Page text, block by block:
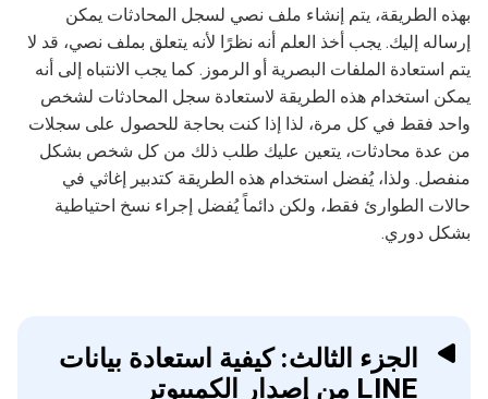
بهذه الطريقة، يتم إنشاء ملف نصي لسجل المحادثات يمكن
إرساله إليك. يجب أخذ العلم أنه نظرًا لأنه يتعلق بملف نصي، قد لا
يتم استعادة الملفات البصرية أو الرموز. كما يجب الانتباه إلى أنه
يمكن استخدام هذه الطريقة لاستعادة سجل المحادثات لشخص
واحد فقط في كل مرة، لذا إذا كنت بحاجة للحصول على سجلات
من عدة محادثات، يتعين عليك طلب ذلك من كل شخص بشكل
منفصل. ولذا، يُفضل استخدام هذه الطريقة كتدبير إغاثي في
حالات الطوارئ فقط، ولكن دائماً يُفضل إجراء نسخ احتياطية
بشكل دوري.
الجزء الثالث: كيفية استعادة بيانات
LINE من إصدار الكمبيوتر